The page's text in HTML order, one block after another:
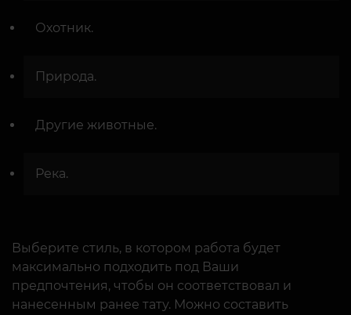
Охотник.
Природа.
Другие животные.
Река.
Выберите стиль, в котором работа будет
максимально подходить под Ваши
предпочтения, чтобы он соответствовал и
нанесенным ранее тату. Можно составить